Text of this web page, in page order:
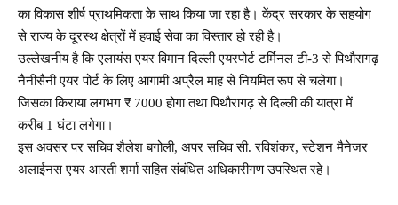
का विकास शीर्ष प्राथमिकता के साथ किया जा रहा है। केंद्र सरकार के सहयोग
से राज्य के दूरस्थ क्षेत्रों में हवाई सेवा का विस्तार हो रही है।
उल्लेखनीय है कि एलायंस एयर विमान दिल्ली एयरपोर्ट टर्मिनल टी-3 से पिथौरागढ़
नैनीसैनी एयर पोर्ट के लिए आगामी अप्रैल माह से नियमित रूप से चलेगा।
जिसका किराया लगभग ₹ 7000 होगा तथा पिथौरागढ़ से दिल्ली की यात्रा में
करीब 1 घंटा लगेगा।
इस अवसर पर सचिव शैलेश बगोली, अपर सचिव सी. रविशंकर, स्टेशन मैनेजर
अलाईनस एयर आरती शर्मा सहित संबंधित अधिकारीगण उपस्थित रहे।